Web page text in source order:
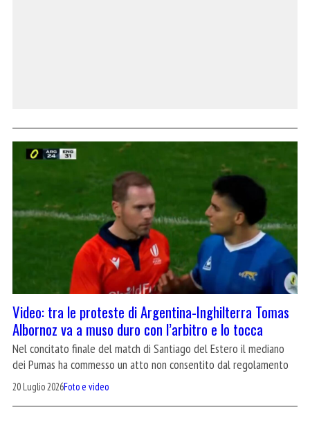
Video: tra le proteste di Argentina-Inghilterra Tomas
Albornoz va a muso duro con l’arbitro e lo tocca
Nel concitato finale del match di Santiago del Estero il mediano
dei Pumas ha commesso un atto non consentito dal regolamento
20 Luglio 2026Foto e video